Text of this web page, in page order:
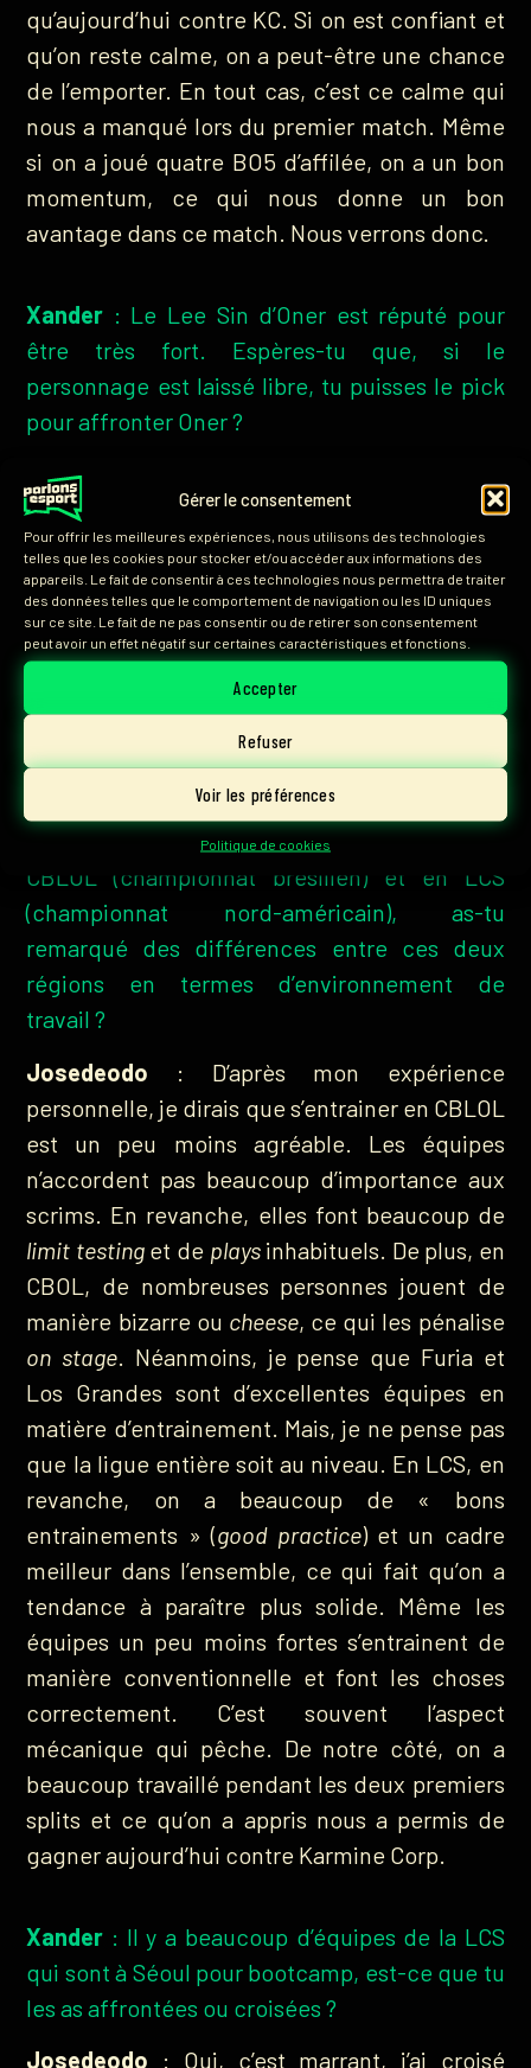
Gérer le consentement
Pour offrir les meilleures expériences, nous utilisons des technologies
telles que les cookies pour stocker et/ou accéder aux informations des
appareils. Le fait de consentir à ces technologies nous permettra de traiter
des données telles que le comportement de navigation ou les ID uniques
sur ce site. Le fait de ne pas consentir ou de retirer son consentement
peut avoir un effet négatif sur certaines caractéristiques et fonctions.
Accepter
Refuser
Voir les préférences
Politique de cookies
qu’aujourd’hui contre KC. Si on est confiant et
qu’on reste calme, on a peut-être une chance
de l’emporter. En tout cas, c’est ce calme qui
nous a manqué lors du premier match. Même
si on a joué quatre BO5 d’affilée, on a un bon
momentum, ce qui nous donne un bon
avantage dans ce match. Nous verrons donc.
Xander : Le Lee Sin d’Oner est réputé pour
être très fort. Espères-tu que, si le
personnage est laissé libre, tu puisses le pick
pour affronter Oner ?
Josedeodo
les deux d’excellents joueurs de Lee Sin et
celui qui aura l’occasion de le pick, le prendra.
Je ne pense pas qu’on puisse ledisrespectune
nouvelle fois en lui laissant Lee Sin. Ainsi, nous
devons bien réfléchir à notre draft : si je peux
le prendre, je le prendrai, mais s’il a
l’opportunité de le prendre, ne lui donnons
pas.
: Comme tu as évolué à la fois en
CBLOL (championnat brésilien) et en LCS
(championnat nord-américain), as-tu
remarqué des différences entre ces deux
régions en termes d’environnement de
travail ?
Josedeodo : D’après mon expérience
personnelle, je dirais que s’entrainer en CBLOL
est un peu moins agréable. Les équipes
n’accordent pas beaucoup d’importance aux
scrims. En revanche, elles font beaucoup de
limit testinget de playsinhabituels. De plus, en
CBOL, de nombreuses personnes jouent de
manière bizarre ou cheese, ce qui les pénalise
on stage . Néanmoins, je pense que Furia et
Los Grandes sont d’excellentes équipes en
matière d’entrainement. Mais, je ne pense pas
que la ligue entière soit au niveau. En LCS, en
revanche, on a beaucoup de « bons
entrainements » (good practice) et un cadre
meilleur dans l’ensemble, ce qui fait qu’on a
tendance à paraître plus solide. Même les
équipes un peu moins fortes s’entrainent de
manière conventionnelle et font les choses
correctement. C’est souvent l’aspect
mécanique qui pêche. De notre côté, on a
beaucoup travaillé pendant les deux premiers
splits et ce qu’on a appris nous a permis de
gagner aujourd’hui contre Karmine Corp.
Xander : Il y a beaucoup d’équipes de la LCS
qui sont à Séoul pour bootcamp, est-ce que tu
les as affrontées ou croisées ?
Josedeodo : Oui, c’est marrant, j’ai croisé